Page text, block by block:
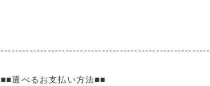
----------------------------------------------------------
■■選べるお支払い方法■■